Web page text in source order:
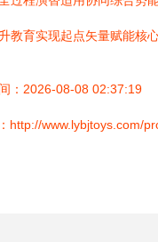
教育实现起点矢量赋能核
：2026-08-08 02:37:19
http://www.lybjtoys.com/